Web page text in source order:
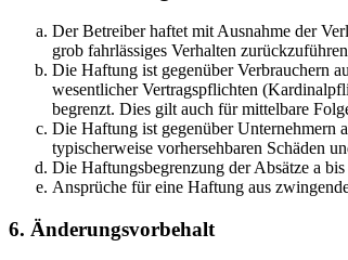
Der Betreiber haftet mit Ausnahme der
grob fahrlässiges Verhalten
Die Haftung ist gegenüber Verbrauchern
wesentlicher Vertragspflichten
begrenzt. Dies gilt auch für mittelbare
Die Haftung ist gegenüber Unternehmern
typischerweise vorhersehbaren Schäden
Die Haftungsbegrenzung der Absätze a
Ansprüche für eine Haftung aus
6. Änderungsvorbehalt